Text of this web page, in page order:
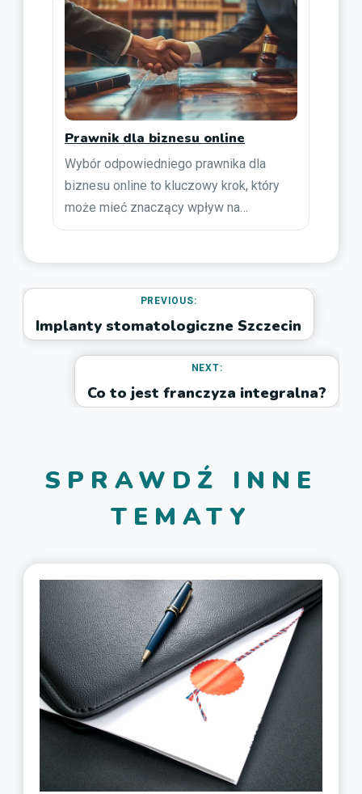
Prawnik dla biznesu online
Wybór odpowiedniego prawnika dla
biznesu online to kluczowy krok, który
może mieć znaczący wpływ na…
PREVIOUS:
Implanty stomatologiczne Szczecin
NEXT:
Co to jest franczyza integralna?
SPRAWDŹ INNE
TEMATY